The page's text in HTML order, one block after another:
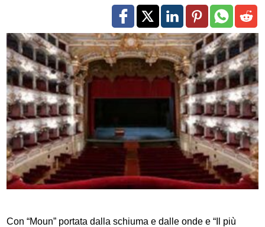
Con “Moun” portata dalla schiuma e dalle onde e “Il più